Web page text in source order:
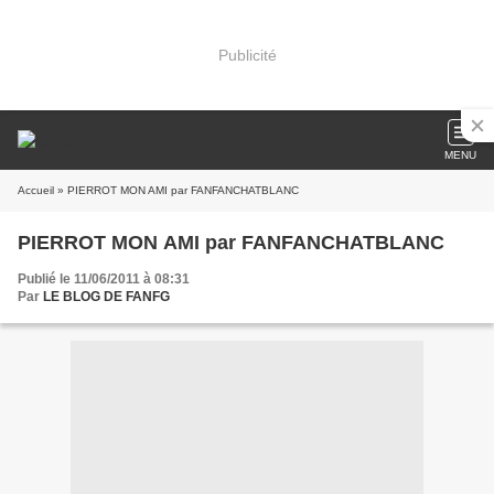
Publicité
MENU
Accueil » PIERROT MON AMI par FANFANCHATBLANC
PIERROT MON AMI par FANFANCHATBLANC
Publié le 11/06/2011 à 08:31
Par LE BLOG DE FANFG